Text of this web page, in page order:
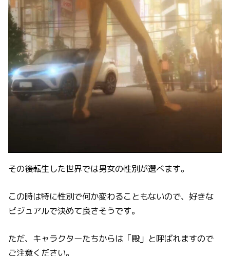
その後転生した世界では男女の性別が選べます。
この時は特に性別で何か変わることもないので、好きな
ビジュアルで決めて良さそうです。
ただ、キャラクターたちからは「殿」と呼ばれますので
ご注意ください。